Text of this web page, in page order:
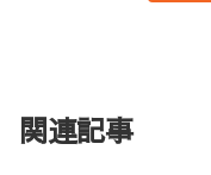
関連記事